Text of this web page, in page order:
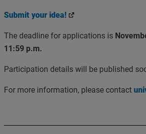
Submit your idea!
The deadline for applications is
11:59 p.m.
Participation details will be published
For more information, please contact